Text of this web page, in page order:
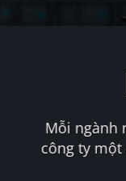
Mỗi ngành
công ty